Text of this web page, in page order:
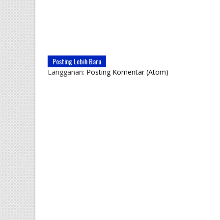
Posting Lebih Baru
Langganan: Posting Komentar (Atom)